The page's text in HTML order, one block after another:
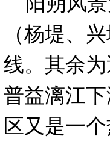
（杨堤、
线。其余
普益漓江
区又是一